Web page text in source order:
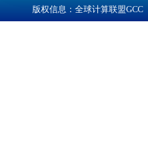
版权信息：全球计算联盟GCC